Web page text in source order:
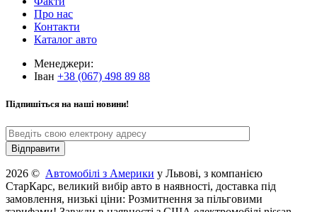
Про нас
Контакти
Каталог авто
Менеджери:
Іван +38 (067) 498 89 88
Підпишіться на наші новини!
2026 © Автомобілі з Америки у Львові, з компанією
СтарКарс, великий вибір авто в наявності, доставка під
замовлення, низькі ціни: Розмитнення за пільговими